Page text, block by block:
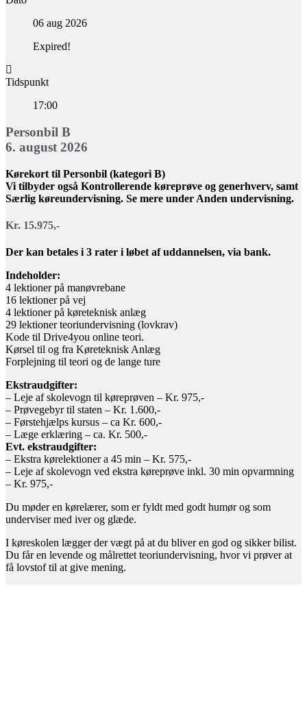
06 aug 2026
Expired!
Tidspunkt
17:00
Personbil B
6. august 2026
Kørekort til Personbil (kategori B)
Vi tilbyder også Kontrollerende køreprøve og generhverv, samt
Særlig køreundervisning. Se mere under Anden undervisning.
Kr. 15.975,-
Der kan betales i 3 rater i løbet af uddannelsen, via bank.
Indeholder:
4 lektioner på manøvrebane
16 lektioner på vej
4 lektioner på køreteknisk anlæg
29 lektioner teoriundervisning (lovkrav)
Kode til Drive4you online teori.
Kørsel til og fra Køreteknisk Anlæg
Forplejning til teori og de lange ture
Ekstraudgifter:
– Leje af skolevogn til køreprøven – Kr. 975,-
– Prøvegebyr til staten – Kr. 1.600,-
– Førstehjælps kursus – ca Kr. 600,-
– Læge erklæring – ca. Kr. 500,-
Evt. ekstraudgifter:
– Ekstra kørelektioner a 45 min – Kr. 575,-
– Leje af skolevogn ved ekstra køreprøve inkl. 30 min opvarmning
– Kr. 975,-
Du møder en kørelærer, som er fyldt med godt humør og som
underviser med iver og glæde.
I køreskolen lægger der vægt på at du bliver en god og sikker bilist.
Du får en levende og målrettet teoriundervisning, hvor vi prøver at
få lovstof til at give mening.